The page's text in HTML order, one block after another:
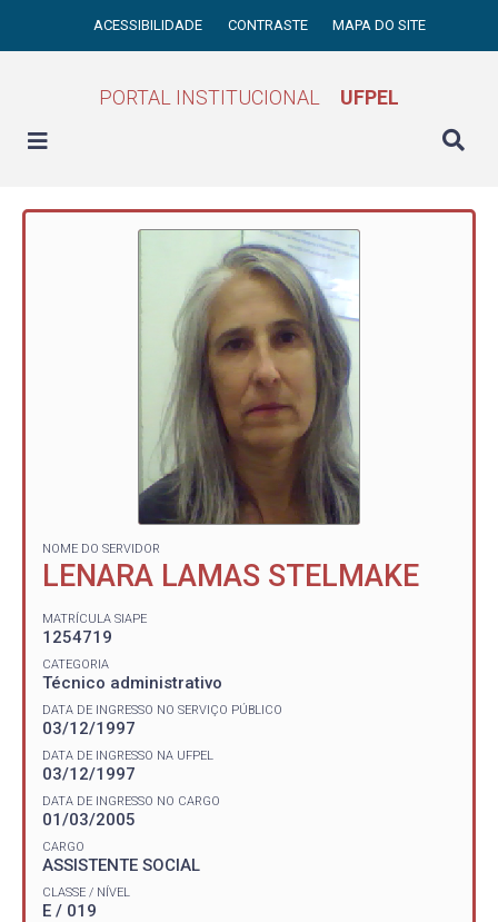
ACESSIBILIDADE CONTRASTE MAPA DO SITE
PORTAL INSTITUCIONAL UFPEL
NOME DO SERVIDOR
LENARA LAMAS STELMAKE
MATRÍCULA SIAPE
1254719
CATEGORIA
Técnico administrativo
DATA DE INGRESSO NO SERVIÇO PÚBLICO
03/12/1997
DATA DE INGRESSO NA UFPEL
03/12/1997
DATA DE INGRESSO NO CARGO
01/03/2005
CARGO
ASSISTENTE SOCIAL
CLASSE / NÍVEL
E / 019